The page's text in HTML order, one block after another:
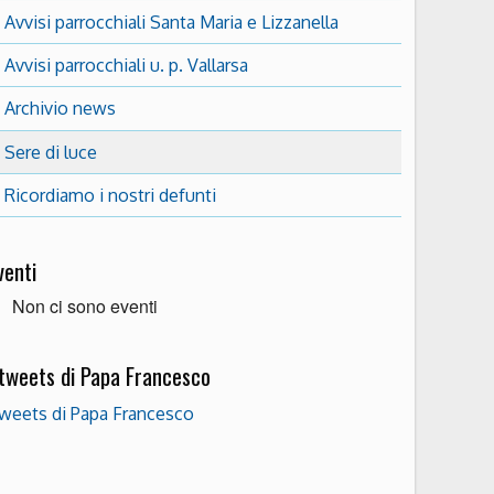
Avvisi parrocchiali Santa Maria e Lizzanella
Avvisi parrocchiali u. p. Vallarsa
Archivio news
Sere di luce
Ricordiamo i nostri defunti
Non ci sono eventi
di Papa Francesco
di Papa Francesco